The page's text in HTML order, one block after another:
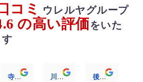
コミ
ウレルヤグループ
の高い評価をいた
寺澤愛弥 川村洸太 後藤むぎ